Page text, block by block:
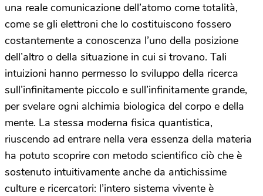
una reale comunicazione dell’atomo come totalità,
come se gli elettroni che lo costituiscono fossero
costantemente a conoscenza l’uno della posizione
dell’altro o della situazione in cui si trovano. Tali
intuizioni hanno permesso lo sviluppo della ricerca
sull’infinitamente piccolo e sull’infinitamente grande,
per svelare ogni alchimia biologica del corpo e della
mente. La stessa moderna fisica quantistica,
riuscendo ad entrare nella vera essenza della materia
ha potuto scoprire con metodo scientifico ciò che è
sostenuto intuitivamente anche da antichissime
culture e ricercatori: l’intero sistema vivente è